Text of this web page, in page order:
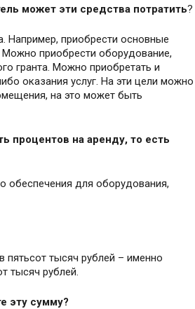
может эти средства потратить?
Например, приобрести основные
приобрести оборудование,
гранта. Можно приобретать и
оказания услуг. На эти цели можно
на это может быть
процентов на аренду, то есть
обеспечения для оборудования,
тысяч рублей – именно
тысяч рублей.
эту сумму?